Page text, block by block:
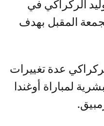
الركراكي في
المقبل بهدف
عدة تغييرات
لمباراة أوغندا